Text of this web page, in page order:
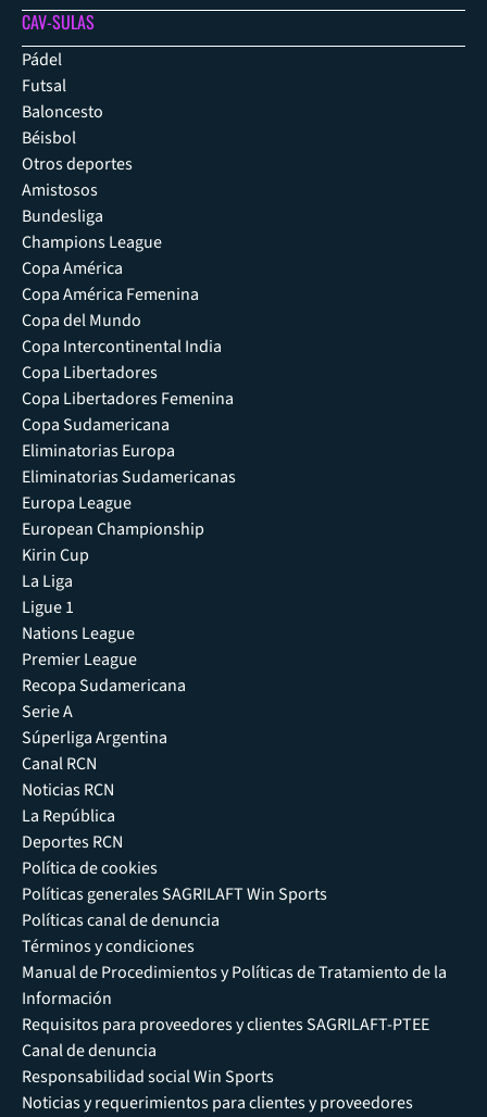
CAV-SULAS
Pádel
Futsal
Baloncesto
Béisbol
Otros deportes
Amistosos
Bundesliga
Champions League
Copa América
Copa América Femenina
Copa del Mundo
Copa Intercontinental India
Copa Libertadores
Copa Libertadores Femenina
Copa Sudamericana
Eliminatorias Europa
Eliminatorias Sudamericanas
Europa League
European Championship
Kirin Cup
La Liga
Ligue 1
Nations League
Premier League
Recopa Sudamericana
Serie A
Súperliga Argentina
Canal RCN
Noticias RCN
La República
Deportes RCN
Política de cookies
Políticas generales SAGRILAFT Win Sports
Políticas canal de denuncia
Términos y condiciones
Manual de Procedimientos y Políticas de Tratamiento de la
Información
Requisitos para proveedores y clientes SAGRILAFT-PTEE
Canal de denuncia
Responsabilidad social Win Sports
Noticias y requerimientos para clientes y proveedores